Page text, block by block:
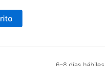
ACTUAL
25,00 €.